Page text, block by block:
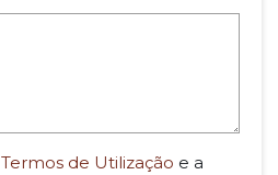
Termos de Utilização e a